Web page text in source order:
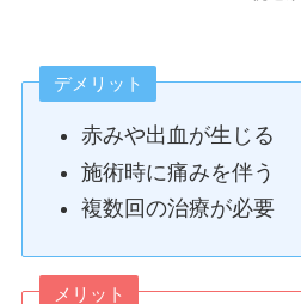
デメリット
赤みや出血が生じる
施術時に痛みを伴う
複数回の治療が必要
メリット